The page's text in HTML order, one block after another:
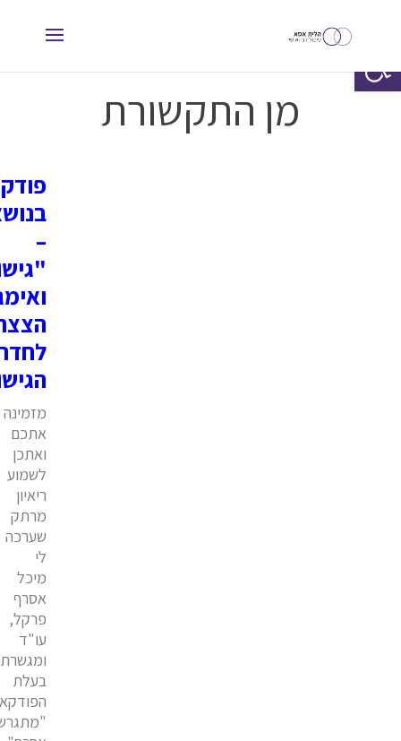
מן התקשורת
–
מזמינה
אתכם
ואתכן
לשמוע
ריאיון
מרתק
שערכה
לי
מיכל
אסרף
פרקל,
עו"ד
בעלת
פתח סרגל נגישות